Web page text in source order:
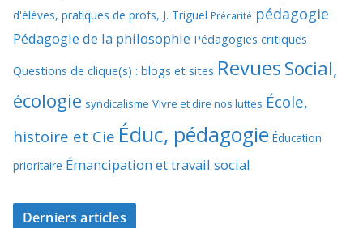
d'élèves, pratiques de profs, J. Triguel Précarité pédagogie
Pédagogie de la philosophie Pédagogies critiques
Questions de clique(s) : blogs et sites RevuesSocial,
écologie syndicalisme Vivre et dire nos luttes École,
histoire et Cie Éduc, pédagogie Éducation
prioritaire Émancipation et travail social
Derniers articles